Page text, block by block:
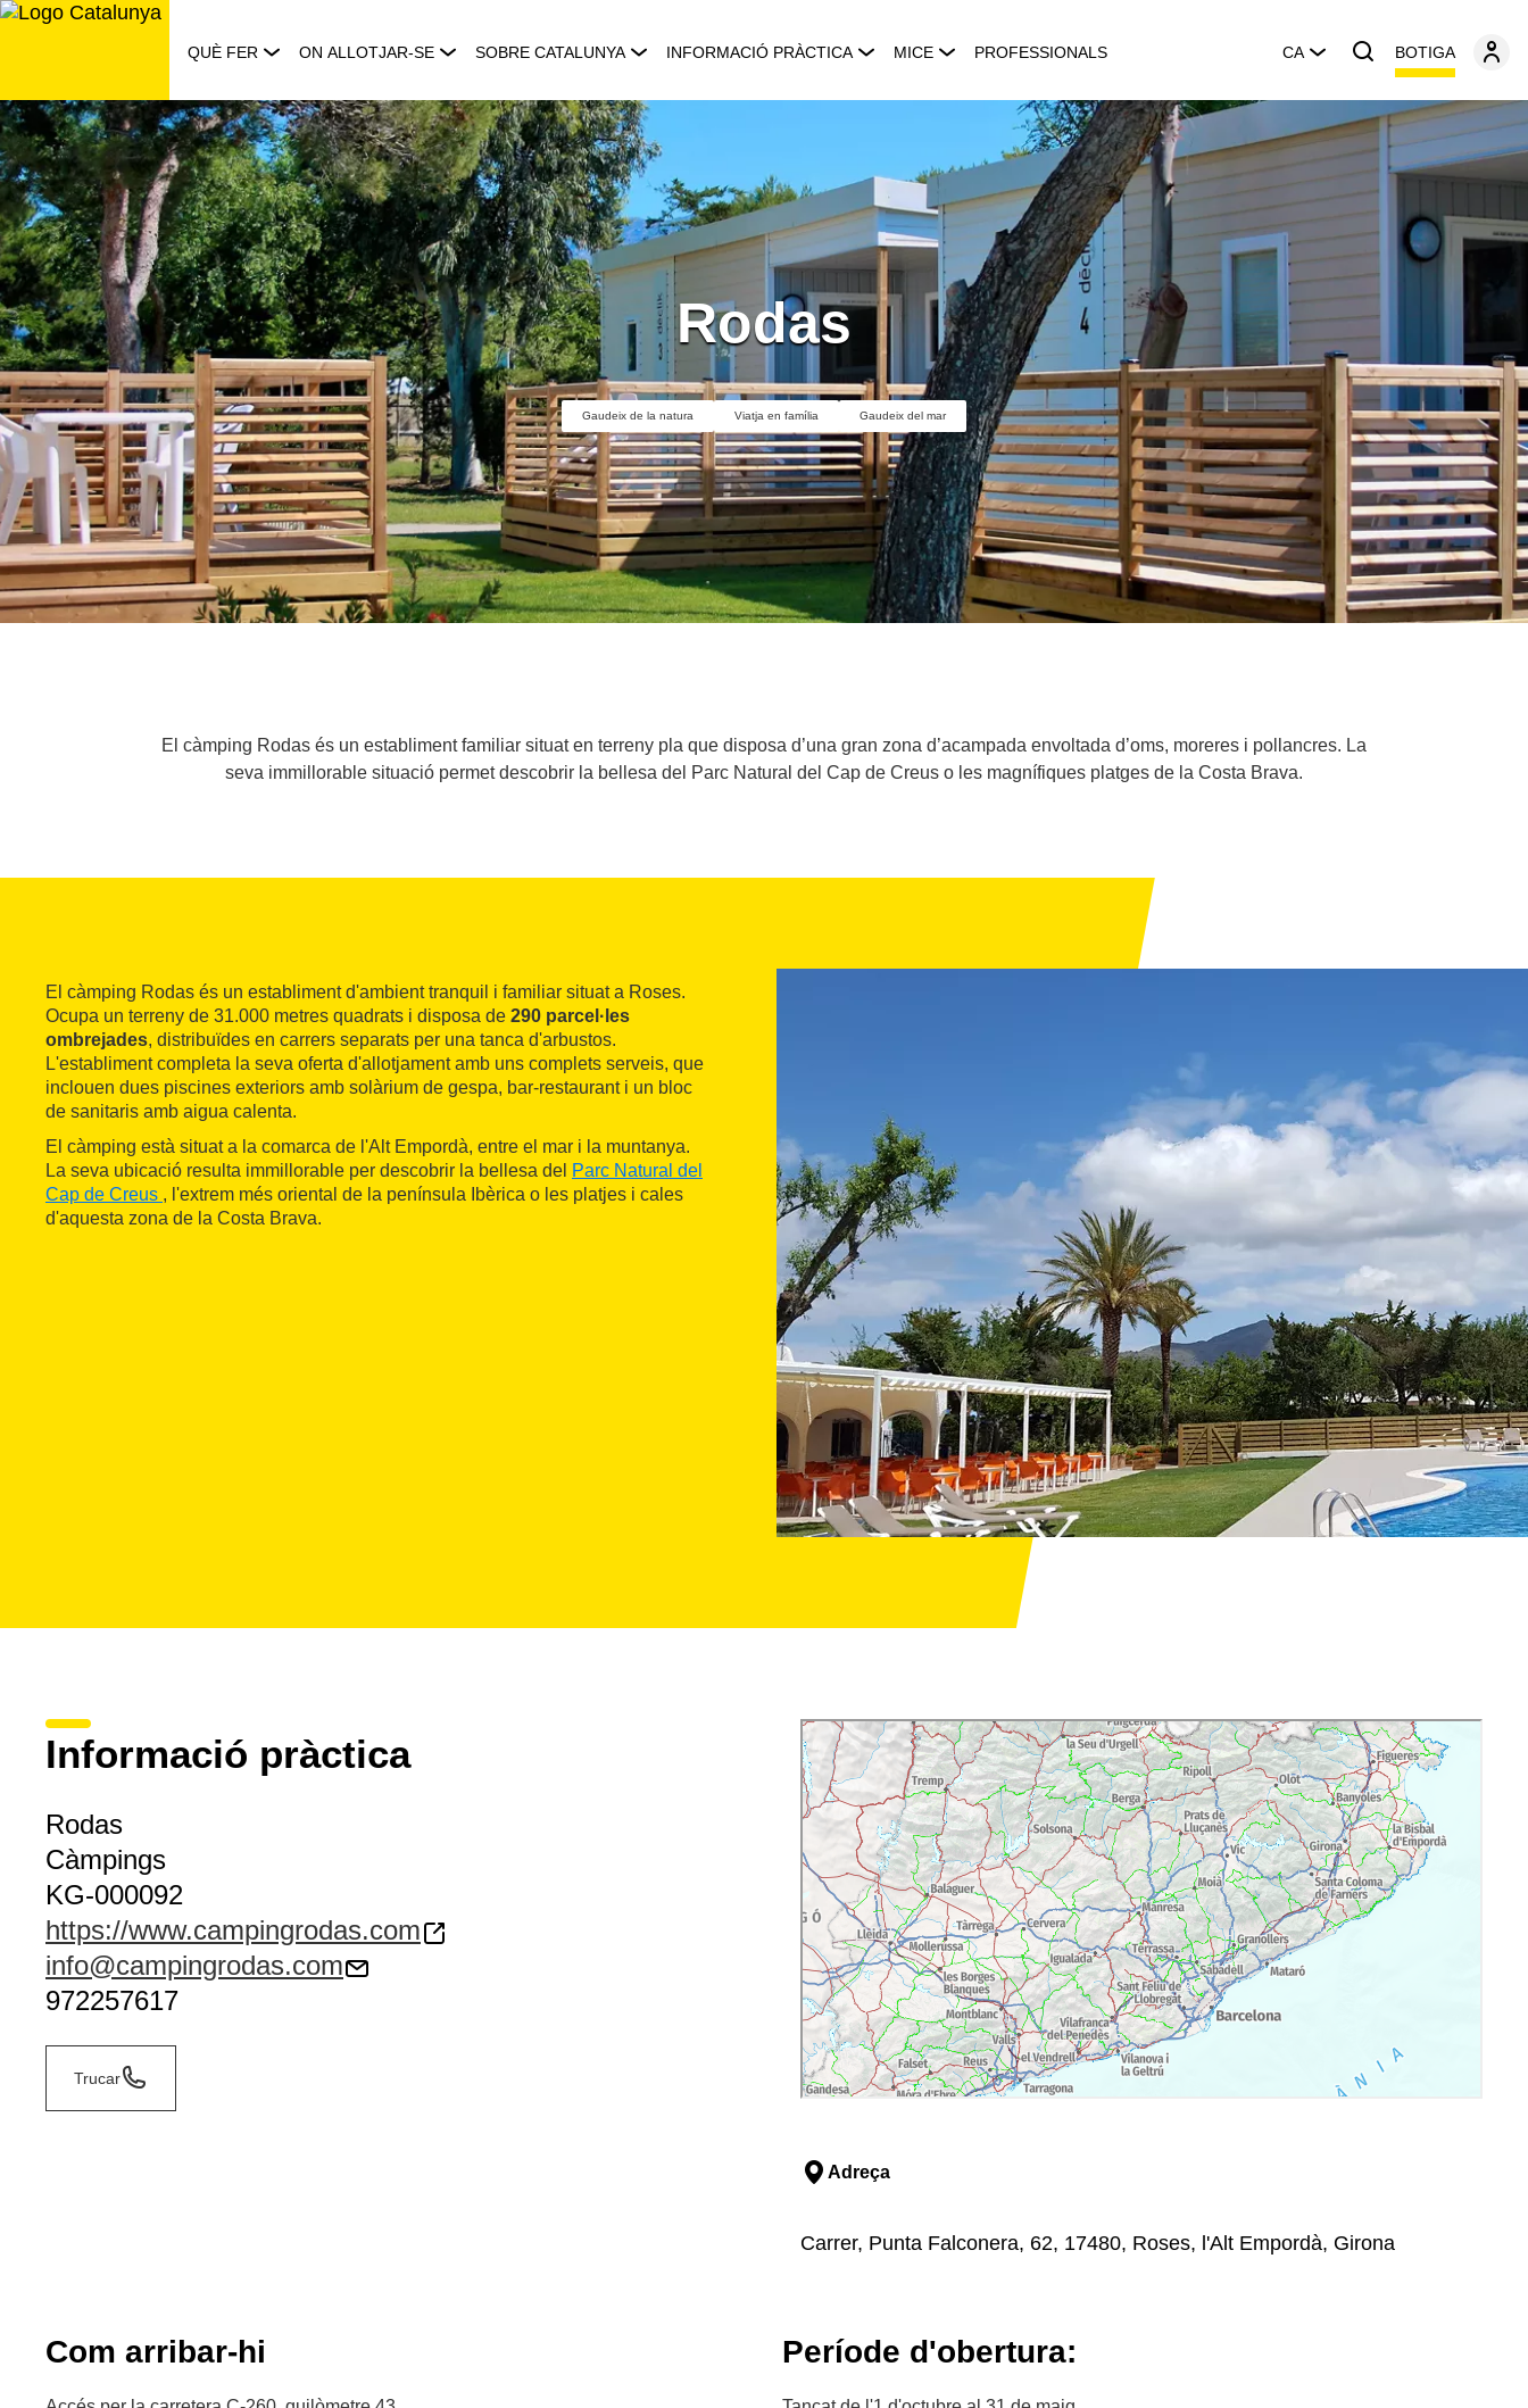
Saltar
QUÈ FER ON ALLOTJAR-SE SOBRE CATALUNYA INFORMACIÓ PRÀCTICA MICE PROFESSIONALS CA BOTIGA
Rodas
Gaudeix de la natura Viatja en família Gaudeix del mar
El càmping Rodas és un establiment familiar situat en terreny pla que disposa d’una gran zona d’acampada envoltada d’oms, moreres i pollancres. La
seva immillorable situació permet descobrir la bellesa del Parc Natural del Cap de Creus o les magnífiques platges de la Costa Brava.
El càmping Rodas és un establiment d'ambient tranquil i familiar situat a Roses.
Ocupa un terreny de 31.000 metres quadrats i disposa de 290 parcel·les
ombrejades, distribuïdes en carrers separats per una tanca d'arbustos.
L'establiment completa la seva oferta d'allotjament amb uns complets serveis, que
inclouen dues piscines exteriors amb solàrium de gespa, bar-restaurant i un bloc
de sanitaris amb aigua calenta.
El càmping està situat a la comarca de l'Alt Empordà, entre el mar i la muntanya.
La seva ubicació resulta immillorable per descobrir la bellesa del Parc Natural del
Cap de Creus , l'extrem més oriental de la península Ibèrica o les platjes i cales
d'aquesta zona de la Costa Brava.
Informació pràctica
Rodas
Càmpings
KG-000092
https://www.campingrodas.com
info@campingrodas.com
972257617
Trucar
Adreça
Carrer, Punta Falconera, 62, 17480, Roses, l'Alt Empordà, Girona
Com arribar-hi Període d'obertura: